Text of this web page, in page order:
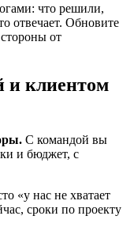
что решили,
отвечает. Обновите
от
и клиентом
С командой вы
и бюджет, с
«у нас не хватает
сроки по проекту